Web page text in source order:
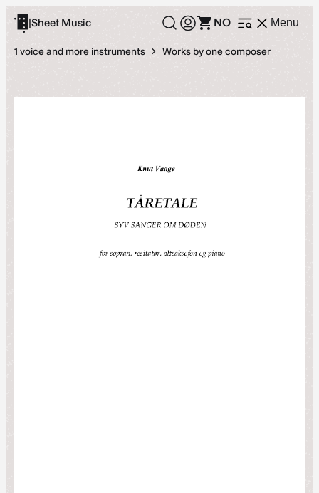
Skip
content
|Sheet Music NO Menu
Open
1 voice and more instruments
Works by one composer